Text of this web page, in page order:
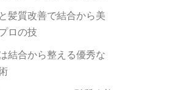
髪質改善で結合から美
ロの技
結合から整える優秀な